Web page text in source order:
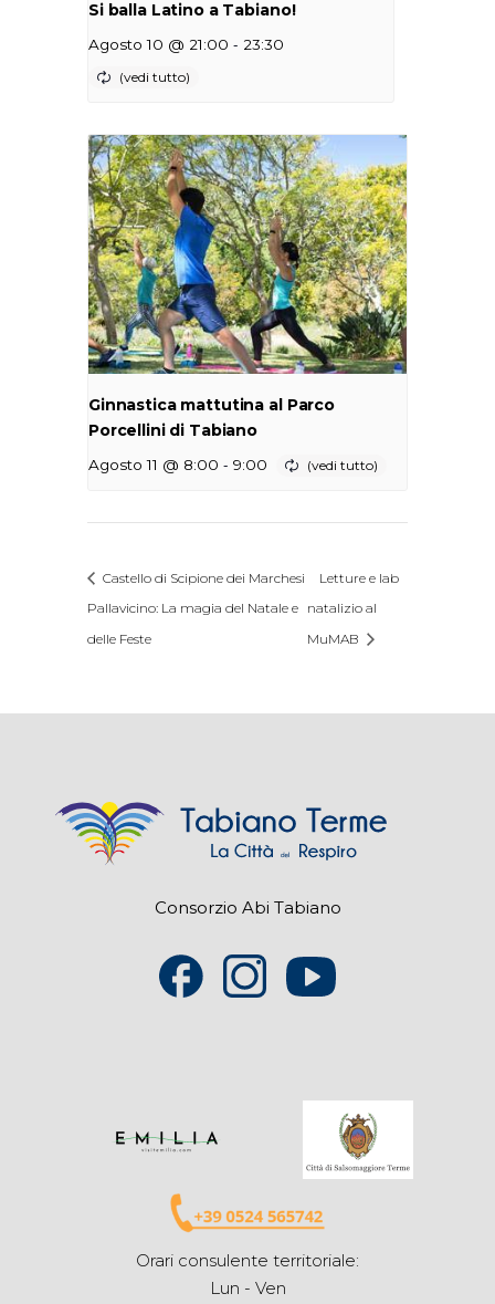
Si balla Latino a Tabiano!
Agosto 10 @ 21:00 - 23:30
Ginnastica mattutina al Parco
Porcellini di Tabiano
Agosto 11 @ 8:00 - 9:00
Castello di Scipione dei Marchesi
Pallavicino: La magia del Natale e
delle Feste
Letture e lab
natalizio al
MuMAB
Consorzio Abi Tabiano
Orari consulente territoriale:
Lun - Ven